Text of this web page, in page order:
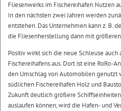
Fliesenwerks im Fischereihafen Nutzen
In den nächsten zwei Jahren werden
entstehen. Das Unternehmen kann z. B.
die Fliesenherstellung dann mit
Positiv wirkt sich die neue Schleuse
Fischereihafens aus. Dort ist eine RoRo-
den Umschlag von Automobilen genutzt
südlichen Fischereihafen Holz und
Zukunft deutlich größere
auslaufen können, wird die Hafen- und